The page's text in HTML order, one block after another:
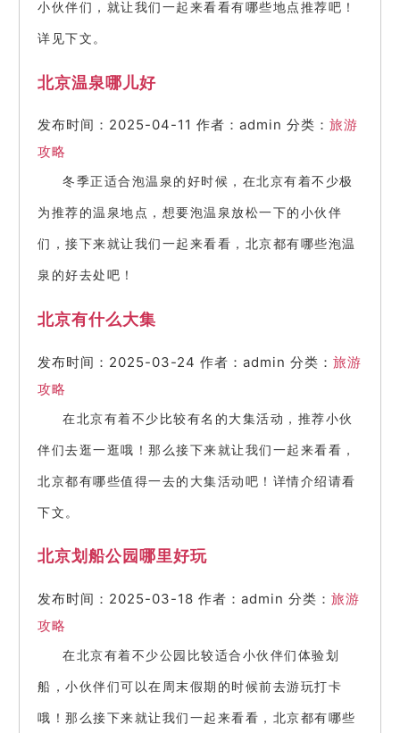
小伙伴们，就让我们一起来看看有哪些地点推荐吧！
详见下文。
北京温泉哪儿好
发布时间：2025-04-11 作者：admin 分类： 旅游
攻略
冬季正适合泡温泉的好时候，在北京有着不少极
为推荐的温泉地点，想要泡温泉放松一下的小伙伴
们，接下来就让我们一起来看看，北京都有哪些泡温
泉的好去处吧！
北京有什么大集
发布时间：2025-03-24 作者：admin 分类： 旅游
攻略
在北京有着不少比较有名的大集活动，推荐小伙
伴们去逛一逛哦！那么接下来就让我们一起来看看，
北京都有哪些值得一去的大集活动吧！详情介绍请看
下文。
北京划船公园哪里好玩
发布时间：2025-03-18 作者：admin 分类： 旅游
攻略
在北京有着不少公园比较适合小伙伴们体验划
船，小伙伴们可以在周末假期的时候前去游玩打卡
哦！那么接下来就让我们一起来看看，北京都有哪些